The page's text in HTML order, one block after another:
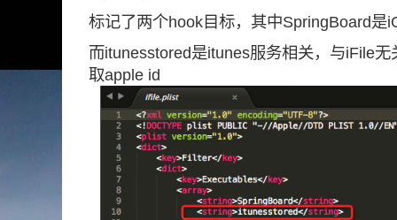
标记了两个hook目标，其中SpringBoard是
而itunesstored是itunes服务相关，与iFile
取apple id